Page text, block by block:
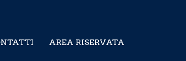
AREA RISERVATA